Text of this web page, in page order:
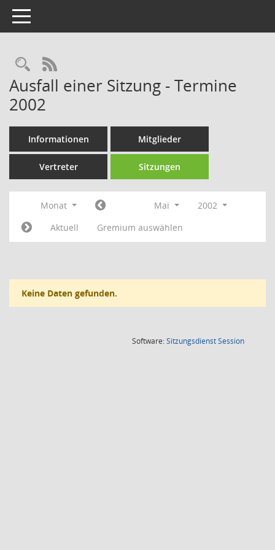
Toggle navigation
Rechercheauswahl
RSS-Feed
Ausfall einer Sitzung - Termine
2002
Informationen Mitglieder
Vertreter Sitzungen
Monat Mai
2002
Aktuell
Gremium auswählen
Keine Daten gefunden.
Software:SitzungsdienstSession(Wird in